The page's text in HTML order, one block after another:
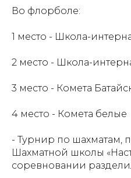
Во флорболе:
1 место - Школа-
2 место - Школа-
3 место - Комета
4 место - Комета белые
- Турнир по шахматам,
Шахматной школы
соревновании